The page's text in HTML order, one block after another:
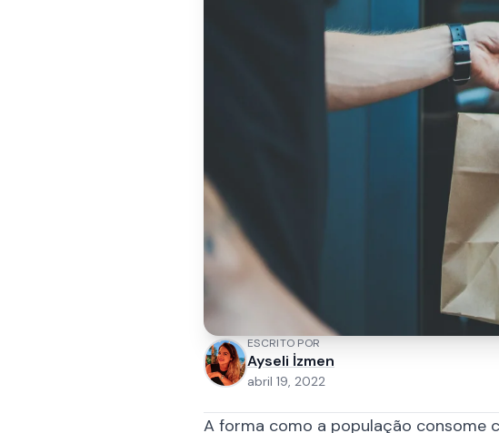
ESCRITO POR
Ayseli İzmen
abril 19, 2022
A forma como a população consome